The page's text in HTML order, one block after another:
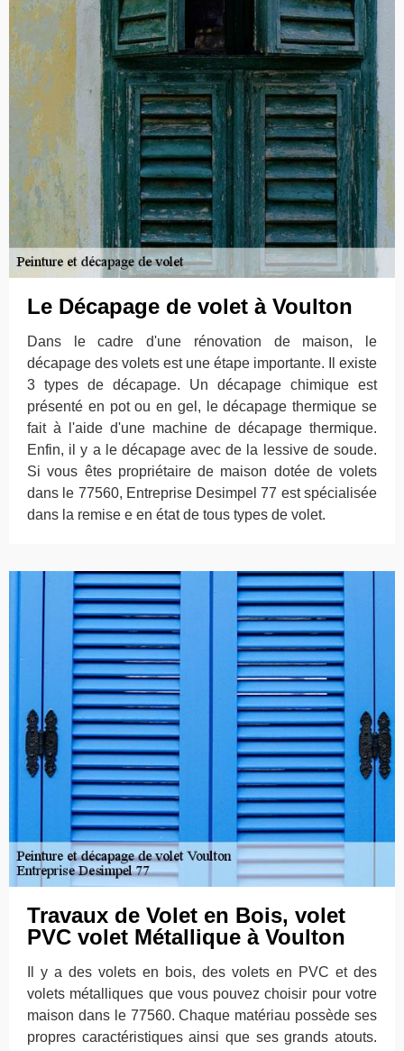
Le Décapage de volet à Voulton
Dans le cadre d'une rénovation de maison, le
décapage des volets est une étape importante. Il existe
3 types de décapage. Un décapage chimique est
présenté en pot ou en gel, le décapage thermique se
fait à l'aide d'une machine de décapage thermique.
Enfin, il y a le décapage avec de la lessive de soude.
Si vous êtes propriétaire de maison dotée de volets
dans le 77560, Entreprise Desimpel 77 est spécialisée
dans la remise e en état de tous types de volet.
Travaux de Volet en Bois, volet
PVC volet Métallique à Voulton
Il y a des volets en bois, des volets en PVC et des
volets métalliques que vous pouvez choisir pour votre
maison dans le 77560. Chaque matériau possède ses
propres caractéristiques ainsi que ses grands atouts.